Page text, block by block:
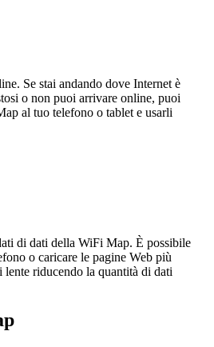
Se stai andando dove Internet è
o non puoi arrivare online, puoi
al tuo telefono o tablet e usarli
di dati della WiFi Map. È possibile
o caricare le pagine Web più
lente riducendo la quantità di dati